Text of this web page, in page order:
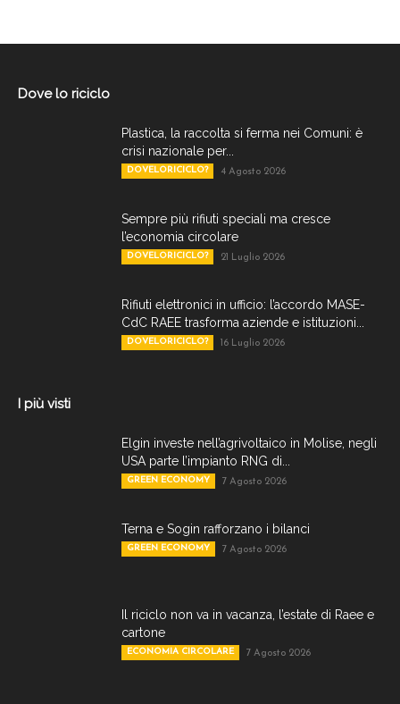
Dove lo riciclo
Plastica, la raccolta si ferma nei Comuni: è
crisi nazionale per...
DOVELORICICLO? 4 Agosto 2026
Sempre più rifiuti speciali ma cresce
l’economia circolare
DOVELORICICLO? 21 Luglio 2026
Rifiuti elettronici in ufficio: l’accordo MASE-
CdC RAEE trasforma aziende e istituzioni...
DOVELORICICLO? 16 Luglio 2026
I più visti
Elgin investe nell’agrivoltaico in Molise, negli
USA parte l’impianto RNG di...
GREEN ECONOMY 7 Agosto 2026
Terna e Sogin rafforzano i bilanci
GREEN ECONOMY 7 Agosto 2026
Il riciclo non va in vacanza, l’estate di Raee e
cartone
ECONOMIA CIRCOLARE 7 Agosto 2026